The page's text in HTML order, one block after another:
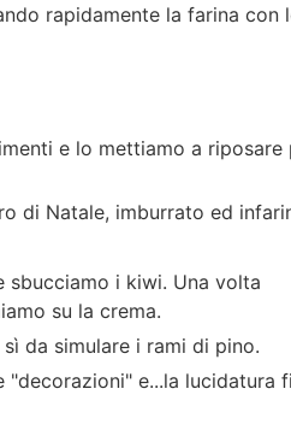
rapidamente la farina con
e lo mettiamo a riposare
di Natale, imburrato ed
sbucciamo i kiwi. Una volta
su la crema.
da simulare i rami di pino.
e...la lucidatura